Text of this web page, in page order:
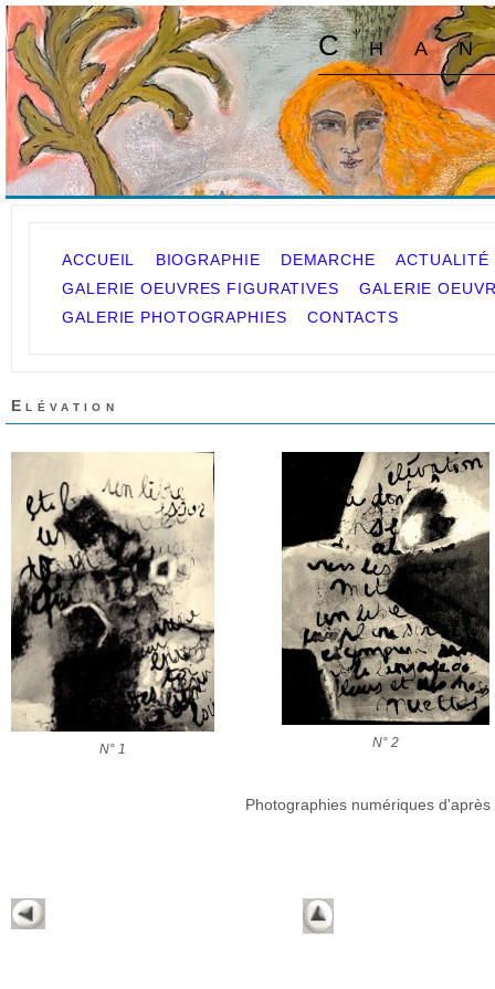
ACCUEIL BIOGRAPHIE DEMARCHE
ACTUALITÉ
GALERIE OEUVRES FIGURATIVES
GALERIE
GALERIE PHOTOGRAPHIES
CONTACTS
Elévation
N° 1 N° 2
Photographies numériques